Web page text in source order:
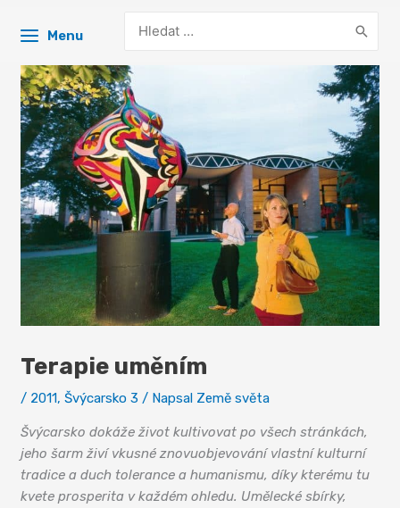
Menu
for:
Terapie uměním
/ 2011,Švýcarsko 3 / Napsal Země světa
Švýcarsko dokáže život kultivovat po všech stránkách,
jeho šarm živí vkusné znovuobjevování vlastní kulturní
tradice a duch tolerance a humanismu, díky kterému tu
kvete prosperita v každém ohledu. Umělecké sbírky,